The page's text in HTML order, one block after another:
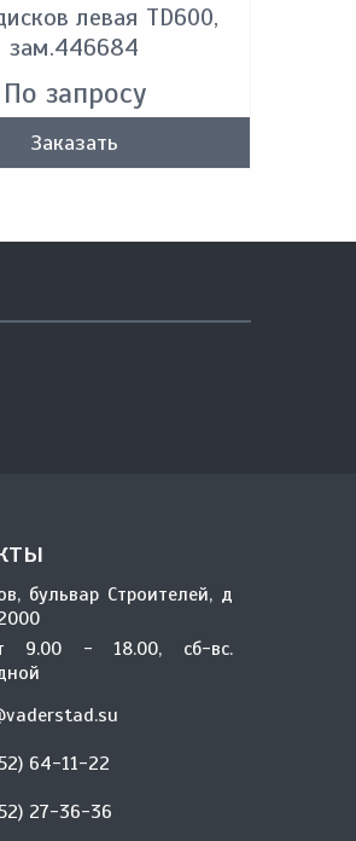
левая TD600,
зам.446684
По запросу
Заказать
бульвар Строителей, д
9.00 - 18.00, сб-вс.
64-11-22
27-36-36